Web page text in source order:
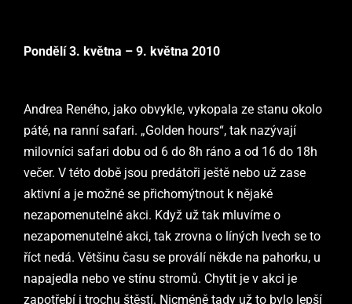
Pondělí 3. května – 9. května 2010
Andrea Reného, jako obvykle, vykopala ze stanu okolo
páté, na ranní safari. „Golden hours“, tak nazývají
milovníci safari dobu od 6 do 8h ráno a od 16 do 18h
večer. V této době jsou predátoři ještě nebo už zase
aktivní a je možné se přichomýtnout k nějaké
nezapomenutelné akci. Když už tak mluvíme o
nezapomenutelné akci, tak zrovna o líných lvech se to
říct nedá. Většinu času se proválí někde na pahorku, u
napajedla nebo ve stínu stromů. Chytit je v akci je
zapotřebí i trochu štěstí. Nicméně tady už to bylo lepší